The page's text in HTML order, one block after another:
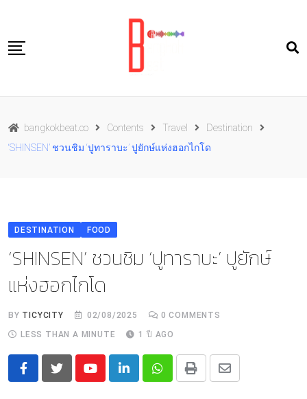
content
Food
TH
bangkokbeat.co Contents Travel
Destination
‘SHINSEN’ ชวนชิม ‘ปูทาราบะ’ ปูยักษ์แห่งฮอกไกโด
DESTINATION FOOD
‘SHINSEN’ ชวนชิม ‘ปูทาราบะ’ ปูยักษ์
แห่งฮอกไกโด
BY TICYCITY 02/08/2025 0 COMMENTS
LESS THAN A MINUTE
1 ปี AGO
YoutubeLinkedInWhatsapp
Print
Share